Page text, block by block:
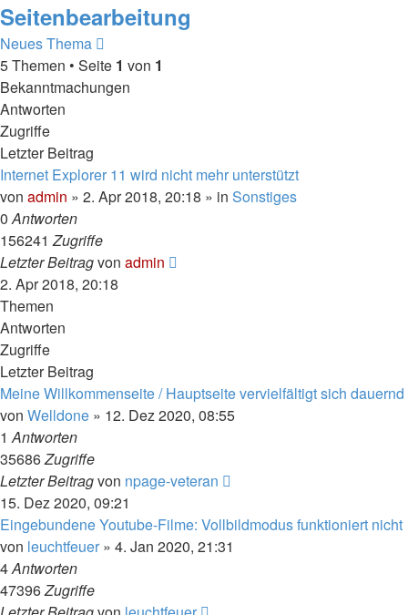
Seitenbearbeitung
Neues Thema
5 Themen • Seite 1 von 1
Bekanntmachungen
Antworten
Zugriffe
Letzter Beitrag
Internet Explorer 11 wird nicht mehr unterstützt
von admin » 2. Apr 2018, 20:18 » in Sonstiges
0Antworten
156241Zugriffe
Letzter Beitragvon admin
2. Apr 2018, 20:18
Themen
Antworten
Zugriffe
Letzter Beitrag
Meine Willkommenseite / Hauptseite vervielfältigt sich dauernd
von Welldone » 12. Dez 2020, 08:55
1Antworten
35686Zugriffe
Letzter Beitragvon npage-veteran
15. Dez 2020, 09:21
Eingebundene Youtube-Filme: Vollbildmodus funktioniert nicht
von leuchtfeuer » 4. Jan 2020, 21:31
4Antworten
47396Zugriffe